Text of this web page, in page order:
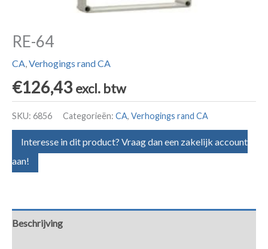
RE-64
CA,Verhogings rand CA
€126,43 excl. btw
SKU: 6856 Categorieën: CA, Verhogings rand CA
Interesse in dit product? Vraag dan een zakelijk account
aan!
Beschrijving